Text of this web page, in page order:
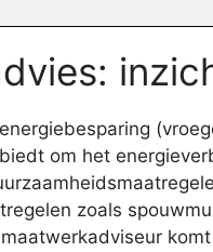
om het
zoals